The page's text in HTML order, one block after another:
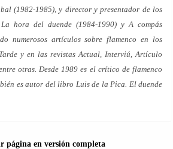
(1982-1985), y director y presentador de los
La hora del duende (1984-1990) y A compás
numerosos artículos sobre flamenco en los
y en las revistas Actual, Interviú, Artículo
otras. Desde 1989 es el crítico de flamenco
es autor del libro Luis de la Pica. El duende
página en versión completa